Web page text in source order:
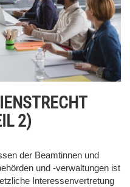
2)
der Beamtinnen und
und -verwaltungen ist
Interessenvertretung